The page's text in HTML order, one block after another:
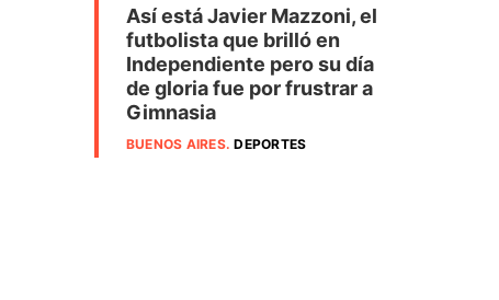
Así está Javier Mazzoni, el
futbolista que brilló en
Independiente pero su día
de gloria fue por frustrar a
Gimnasia
BUENOS AIRES.DEPORTES